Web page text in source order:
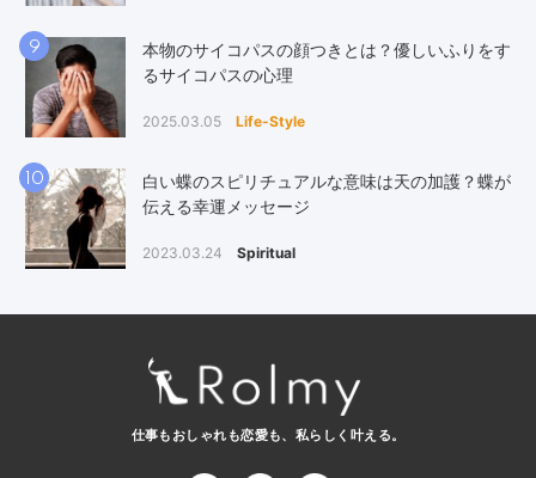
9
本物のサイコパスの顔つきとは？優しいふりをす
るサイコパスの心理
2025.03.05 Life-Style
10
白い蝶のスピリチュアルな意味は天の加護？蝶が
伝える幸運メッセージ
2023.03.24 Spiritual
仕事もおしゃれも恋愛も、 私らしく叶える。